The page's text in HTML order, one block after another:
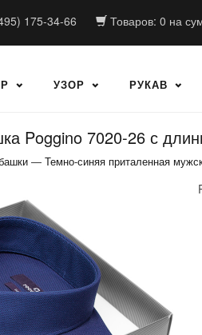
175-34-66 Товаров: 0 на
УЗОР РУКАВ
Poggino 7020-26 с
— Темно-синяя приталенная